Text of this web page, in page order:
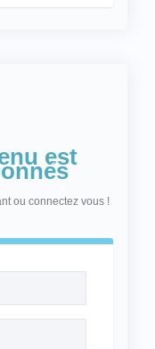
est
ou connectez vous !